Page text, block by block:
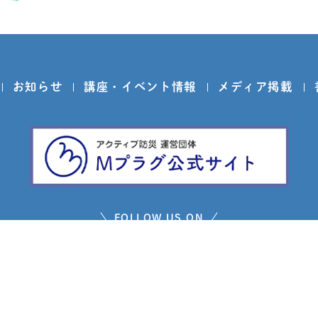
お知らせ 講座・イベント情報 メディア掲載
FOLLOW US ON